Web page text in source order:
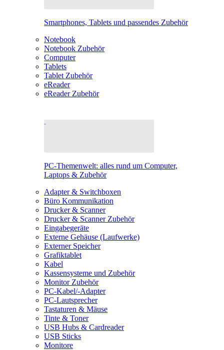
Smartphones, Tablets und passendes Zubehör
Notebook
Notebook Zubehör
Computer
Tablets
Tablet Zubehör
eReader
eReader Zubehör
PC-Themenwelt: alles rund um Computer,
Laptops & Zubehör
Adapter & Switchboxen
Büro Kommunikation
Drucker & Scanner
Drucker & Scanner Zubehör
Eingabegeräte
Externe Gehäuse (Laufwerke)
Externer Speicher
Grafiktablet
Kabel
Kassensysteme und Zubehör
Monitor Zubehör
PC-Kabel/-Adapter
PC-Lautsprecher
Tastaturen & Mäuse
Tinte & Toner
USB Hubs & Cardreader
USB Sticks
Monitore